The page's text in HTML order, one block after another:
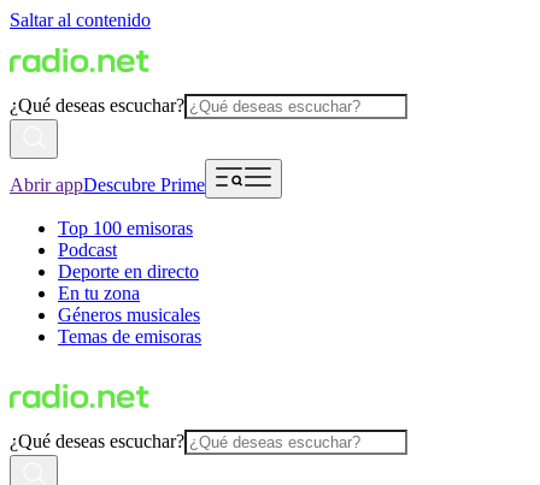
Saltar al contenido
¿Qué deseas escuchar?
Abrir appDescubre Prime
Top 100 emisoras
Podcast
Deporte en directo
En tu zona
Géneros musicales
Temas de emisoras
¿Qué deseas escuchar?